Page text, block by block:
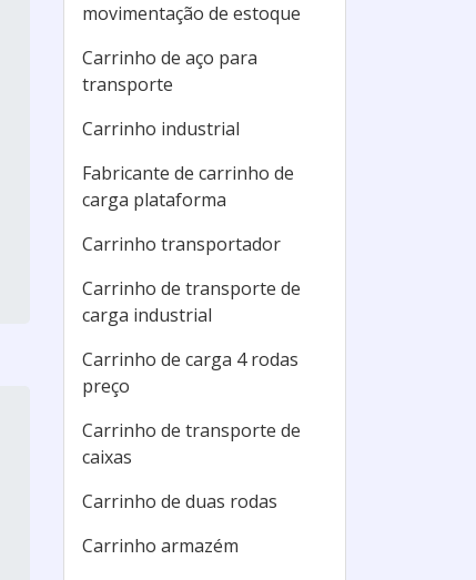
movimentação de estoque
Carrinho de aço para
transporte
Carrinho industrial
Fabricante de carrinho de
carga plataforma
Carrinho transportador
Carrinho de transporte de
carga industrial
Carrinho de carga 4 rodas
preço
Carrinho de transporte de
caixas
Carrinho de duas rodas
Carrinho armazém